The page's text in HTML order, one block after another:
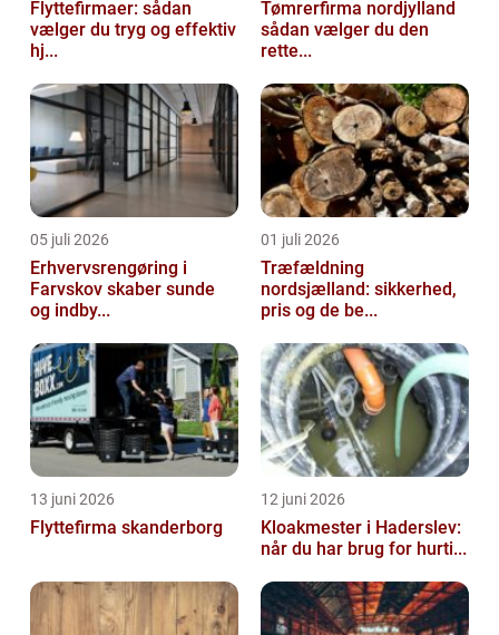
Flyttefirmaer: sådan
vælger du tryg og effektiv
hj...
Tømrerfirma nordjylland
sådan vælger du den
rette...
05 juli 2026
Erhvervsrengøring i
Farvskov skaber sunde
og indby...
01 juli 2026
Træfældning
nordsjælland: sikkerhed,
pris og de be...
13 juni 2026
Flyttefirma skanderborg
12 juni 2026
Kloakmester i Haderslev:
når du har brug for hurti...